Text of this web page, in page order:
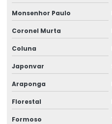
Monsenhor Paulo
Coronel Murta
Coluna
Japonvar
Araponga
Florestal
Formoso